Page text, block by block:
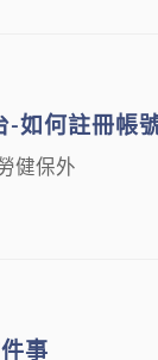
-如何註冊帳
健保外
事